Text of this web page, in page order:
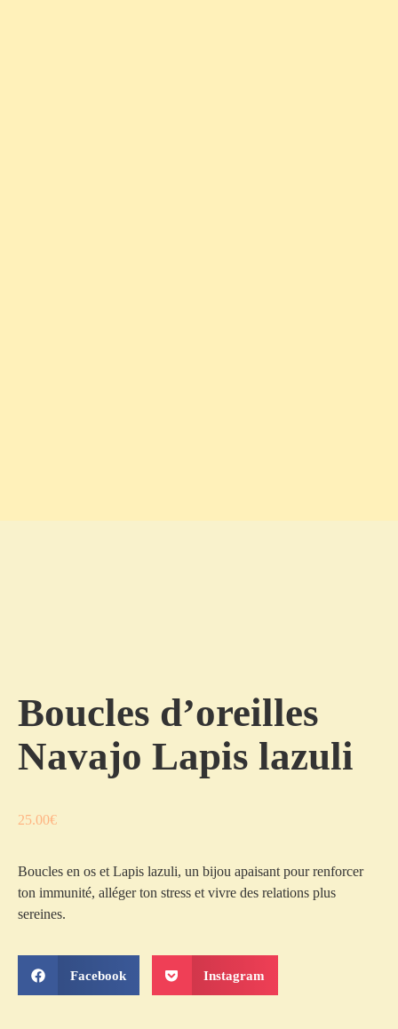
Boucles d’oreilles
Navajo Lapis lazuli
25.00€
Boucles en os et Lapis lazuli, un bijou apaisant pour renforcer
ton immunité, alléger ton stress et vivre des relations plus
sereines.
Facebook Instagram